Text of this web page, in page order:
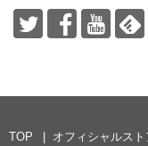
TOP オフィシャルスト